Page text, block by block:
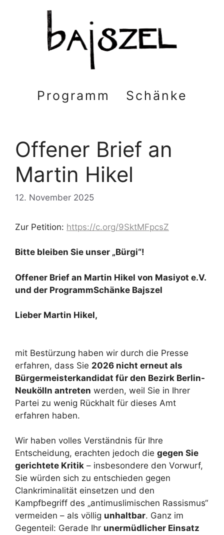
Programm Schänke
Offener Brief an
Martin Hikel
12. November 2025
Zur Petition: https://c.org/9SktMFpcsZ
Bitte bleiben Sie unser „Bürgi“!​
Offener Brief an Martin Hikel von Masiyot e.V.
und der ProgrammSchänke Bajszel
Lieber Martin Hikel,
mit Bestürzung haben wir durch die Presse
erfahren, dass Sie 2026 nicht erneut als
Bürgermeisterkandidat für den Bezirk Berlin-
Neukölln antreten werden, weil Sie in Ihrer
Partei zu wenig Rückhalt für dieses Amt
erfahren haben.
Wir haben volles Verständnis für Ihre
Entscheidung, erachten jedoch die gegen Sie
gerichtete Kritik – insbesondere den Vorwurf,
Sie würden sich zu entschieden gegen
Clankriminalität einsetzen und den
Kampfbegriff des „antimuslimischen Rassismus“
vermeiden – als völlig unhaltbar. Ganz im
Gegenteil: Gerade Ihr unermüdlicher Einsatz